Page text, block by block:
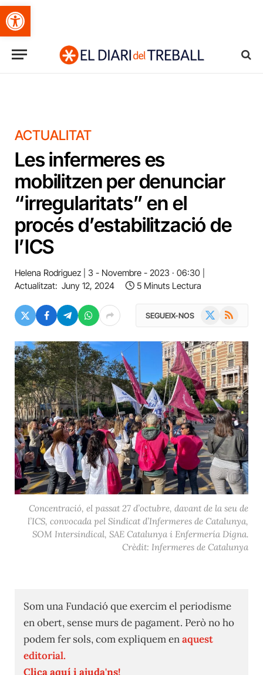
Obre la barra d'eines
ACTUALITAT
Les infermeres es
mobilitzen per denunciar
“irregularitats” en el
procés d’estabilització de
l’ICS
Helena Rodriguez
3 - Novembre - 2023 · 06:30
Actualitzat: Juny 12, 2024 5 Minuts Lectura
SEGUEIX-NOS RSS
Concentració, el passat 27 d’octubre, davant de la seu de
l’ICS, convocada pel Sindicat d’Infermeres de Catalunya,
SOM Intersindical, SAE Catalunya i Enfermería Digna.
Crèdit: Infermeres de Catalunya
Som una Fundació que exercim el periodisme
en obert, sense murs de pagament. Però no ho
podem fer sols, com expliquem enaquest
editorial.
Clica aquí i ajuda'ns!